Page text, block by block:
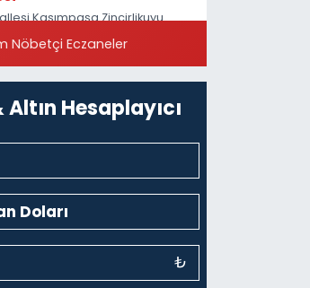
Kasımpaşa Zincirlikuyu
Nöbetçi Eczaneler
Altın Hesaplayıcı
₺